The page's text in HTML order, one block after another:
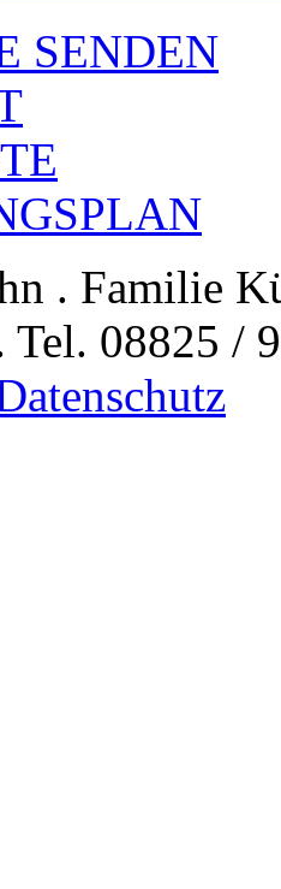
SENDEN
. Familie
08825 /